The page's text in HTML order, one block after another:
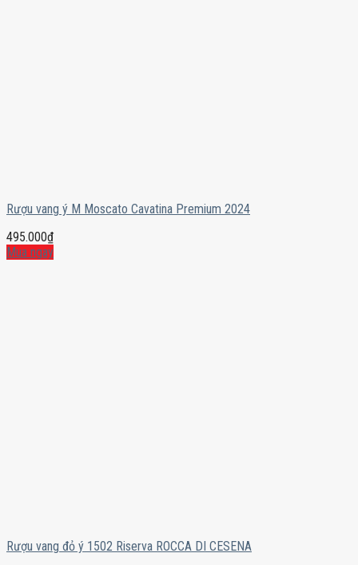
Rượu vang ý M Moscato Cavatina Premium 2024
495.000₫
Mua ngay
Rượu vang đỏ ý 1502 Riserva ROCCA DI CESENA